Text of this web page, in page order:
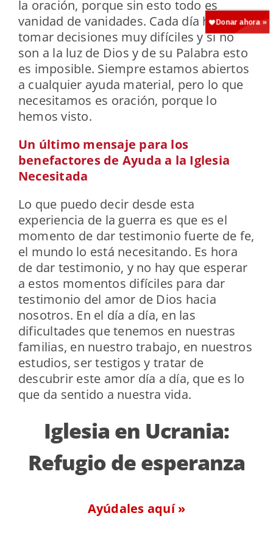
la oración, porque sin esto todo es
vanidad de vanidades. Cada día hay que
tomar decisiones muy difíciles y si no
son a la luz de Dios y de su Palabra esto
es imposible. Siempre estamos abiertos
a cualquier ayuda material, pero lo que
necesitamos es oración, porque lo
hemos visto.
Un último mensaje para los
benefactores de Ayuda a la Iglesia
Necesitada
Lo que puedo decir desde esta
experiencia de la guerra es que es el
momento de dar testimonio fuerte de fe,
el mundo lo está necesitando. Es hora
de dar testimonio, y no hay que esperar
a estos momentos difíciles para dar
testimonio del amor de Dios hacia
nosotros. En el día a día, en las
dificultades que tenemos en nuestras
familias, en nuestro trabajo, en nuestros
estudios, ser testigos y tratar de
descubrir este amor día a día, que es lo
que da sentido a nuestra vida.
Iglesia en Ucrania:
Refugio de esperanza
Ayúdales aquí »